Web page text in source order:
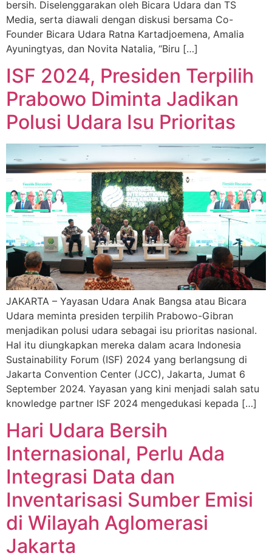
bersih. Diselenggarakan oleh Bicara Udara dan TS
Media, serta diawali dengan diskusi bersama Co-
Founder Bicara Udara Ratna Kartadjoemena, Amalia
Ayuningtyas, dan Novita Natalia, “Biru […]
ISF 2024, Presiden Terpilih
Prabowo Diminta Jadikan
Polusi Udara Isu Prioritas
JAKARTA – Yayasan Udara Anak Bangsa atau Bicara
Udara meminta presiden terpilih Prabowo-Gibran
menjadikan polusi udara sebagai isu prioritas nasional.
Hal itu diungkapkan mereka dalam acara Indonesia
Sustainability Forum (ISF) 2024 yang berlangsung di
Jakarta Convention Center (JCC), Jakarta, Jumat 6
September 2024. Yayasan yang kini menjadi salah satu
knowledge partner ISF 2024 mengedukasi kepada […]
Hari Udara Bersih
Internasional, Perlu Ada
Integrasi Data dan
Inventarisasi Sumber Emisi
di Wilayah Aglomerasi
Jakarta